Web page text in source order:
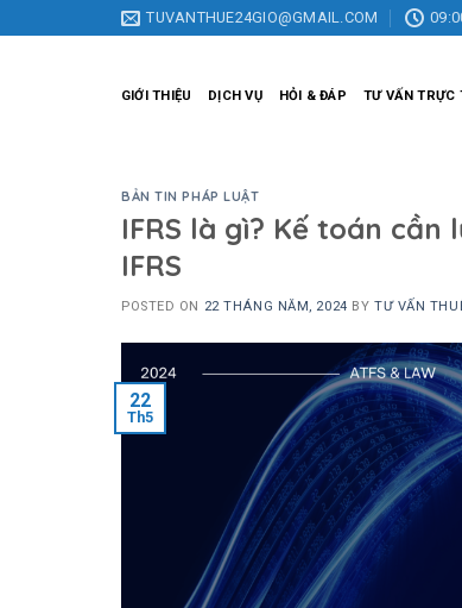
to
TUVANTHUE24GIO@GMAIL.COM
GIỚI THIỆU DỊCH VỤ HỎI & ĐÁP TƯ VẤN TRỰC
BẢN TIN PHÁP LUẬT
IFRS là gì? Kế toán
IFRS
POSTED ON 22 THÁNG NĂM, 2024 BY TƯ VẤN
22
Th5